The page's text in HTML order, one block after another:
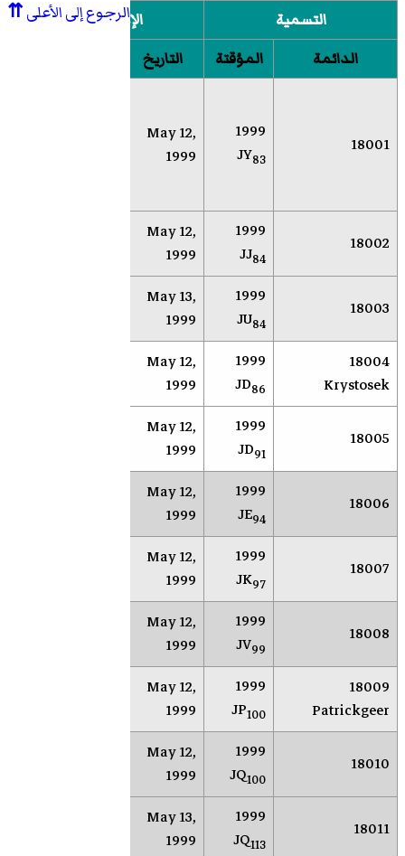
الرجوع إلى الأعلى⇈ التسمية
الإكتشاف
الدائمة
المؤقتة التاريخ
18001
1999
JY83
May 12,
1999
18002
1999
JJ84
May 12,
1999
18003
1999
JU84
May 13,
1999
18004
Krystosek
1999
JD86
May 12,
1999
18005
1999
JD91
May 12,
1999
18006
1999
JE94
May 12,
1999
18007
1999
JK97
May 12,
1999
18008
1999
JV99
May 12,
1999
18009
Patrickgeer
1999
JP100
May 12,
1999
18010
1999
JQ100
May 12,
1999
18011
1999
JQ113
May 13,
1999